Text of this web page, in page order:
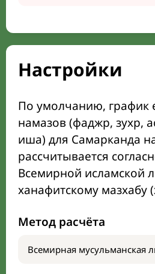
Настройки
По умолчанию, график
намазов (фаджр, зухр,
иша) для Самарканда
рассчитывается
Всемирной исламской
ханафитскому мазхабу
Метод расчёта